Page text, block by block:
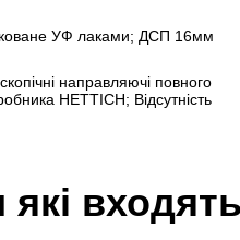
УФ лаками; ДСП 16мм
направляючі повного
HETTICH; Відсутність